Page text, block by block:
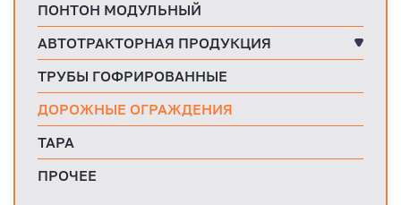
ПОНТОН МОДУЛЬНЫЙ
АВТОТРАКТОРНАЯ ПРОДУКЦИЯ
ТРУБЫ ГОФРИРОВАННЫЕ
ДОРОЖНЫЕ ОГРАЖДЕНИЯ
ТАРА
ПРОЧЕЕ